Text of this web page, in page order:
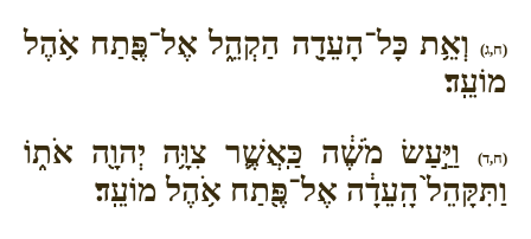
(ח,ג)
וְאֵ֥ת כָּל־הָעֵדָ֖ה הַקְהֵ֑ל אֶל־פֶּ֖תַח אֹ֥הֶל
מוֹעֵֽד׃
(ח,ד)
וַיַּ֣עַשׂ מֹשֶׁ֔ה כַּֽאֲשֶׁ֛ר צִוָּ֥ה יְהוָ֖ה אֹת֑וֹ
וַתִּקָּהֵל֙ הָֽעֵדָ֔ה אֶל־פֶּ֖תַח אֹ֥הֶל מוֹעֵֽד׃